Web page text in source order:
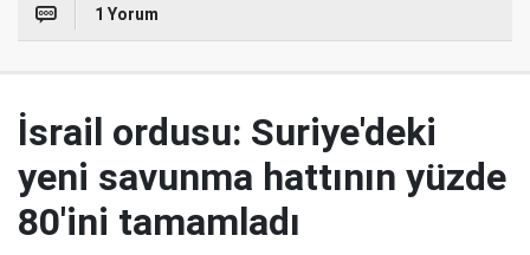
1 Yorum
İsrail ordusu: Suriye'deki
yeni savunma hattının yüzde
80'ini tamamladı